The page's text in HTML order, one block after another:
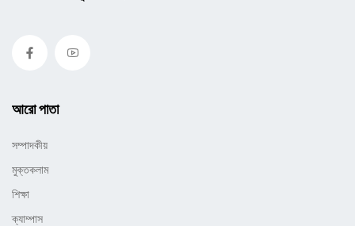
আরো পাতা
সম্পাদকীয়
মুক্তকলাম
শিক্ষা
ক্যাম্পাস